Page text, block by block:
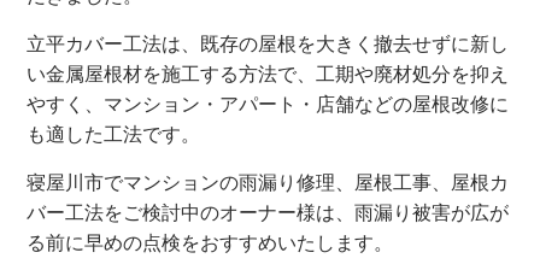
立平カバー工法は、既存の屋根を大きく撤去せずに新し
い金属屋根材を施工する方法で、工期や廃材処分を抑え
やすく、マンション・アパート・店舗などの屋根改修に
も適した工法です。
寝屋川市でマンションの雨漏り修理、屋根工事、屋根カ
バー工法をご検討中のオーナー様は、雨漏り被害が広が
る前に早めの点検をおすすめいたします。